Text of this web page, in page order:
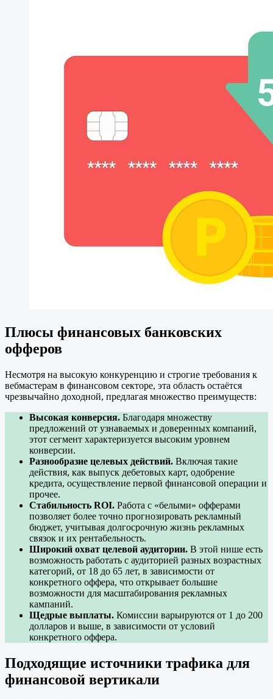
Плюсы финансовых банковских
офферов
Несмотря на высокую конкуренцию и строгие требования к
вебмастерам в финансовом секторе, эта область остаётся
чрезвычайно доходной, предлагая множество преимуществ:
Высокая конверсия. Благодаря множеству
предложений от узнаваемых и доверенных компаний,
этот сегмент характеризуется высоким уровнем
конверсии.
Разнообразие целевых действий. Включая такие
действия, как выпуск дебетовых карт, одобрение
кредита, осуществление первой финансовой операции и
прочее.
Стабильность ROI. Работа с «белыми» офферами
позволяет более точно прогнозировать рекламный
бюджет, учитывая долгосрочную жизнь рекламных
связок и их рентабельность.
Широкий охват целевой аудитории. В этой нише есть
возможность работать с аудиторией разных возрастных
категорий, от 18 до 65 лет, в зависимости от
конкретного оффера, что открывает большие
возможности для масштабирования рекламных
кампаний.
Щедрые выплаты. Комиссии варьируются от 1 до 200
долларов и выше, в зависимости от условий
конкретного оффера.
Подходящие источники трафика для
финансовой вертикали